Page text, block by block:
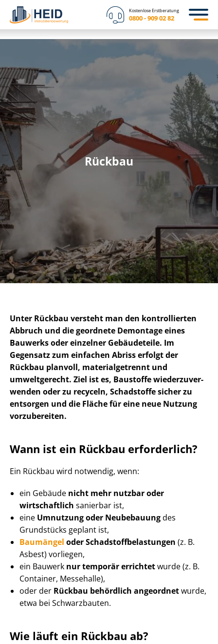
Kostenlose Erstberatung
0800 - 909 02 82
Rückbau
Unter Rückbau versteht man den kontrollierten
Abbruch und die geordnete Demontage eines
Bauwerks oder einzelner Gebäudeteile. Im
Gegensatz zum einfachen Abriss erfolgt der
Rückbau planvoll, ma­te­ri­al­ge­trennt und
umweltgerecht. Ziel ist es, Baustoffe wie­der­zu­ver­
wen­den oder zu recyceln, Schadstoffe sicher zu
entsorgen und die Fläche für eine neue Nutzung
vorzubereiten.
Wann ist ein Rückbau erforderlich?
Ein Rückbau wird notwendig, wenn:
ein Gebäude nicht mehr nutzbar oder
wirtschaftlich sanierbar ist,
eine Umnutzung oder Neubebauungdes
Grundstücks geplant ist,
Baumängel oder Schad­stoff­be­las­tun­gen (z. B.
Asbest) vorliegen,
ein Bauwerk nur temporär errichtetwurde (z. B.
Container, Messehalle),
oder der Rückbau behördlich angeordnetwurde,
etwa bei Schwarzbauten.
Wie läuft ein Rückbau ab?